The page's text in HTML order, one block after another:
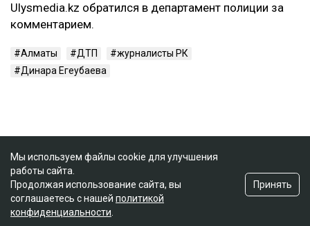
Ulysmedia.kz обратился в департамент полиции за
комментарием.
Алматы ДТП
журналисты РК
Динара Егеубаева
Мы используем файлы cookie для улучшения
работы сайта.
Продолжая использование сайта, вы
соглашаетесь с нашей политикой
конфиденциальности
Принять